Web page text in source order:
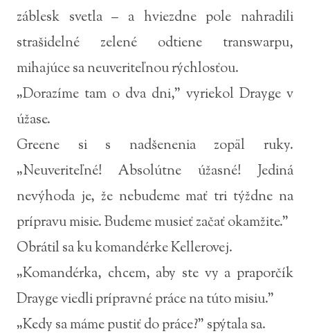
záblesk svetla – a hviezdne pole nahradili
strašidelné zelené odtiene transwarpu,
mihajúce sa neuveriteľnou rýchlosťou.
„Dorazíme tam o dva dni,” vyriekol Drayge v
úžase.
Greene si s nadšenenia zopäl ruky.
„Neuveriteľné! Absolútne úžasné! Jediná
nevýhoda je, že nebudeme mať tri týždne na
prípravu misie. Budeme musieť začať okamžite.”
Obrátil sa ku komandérke Kellerovej.
„Komandérka, chcem, aby ste vy a praporčík
Drayge viedli prípravné práce na túto misiu.”
„Kedy sa máme pustiť do práce?” spýtala sa.